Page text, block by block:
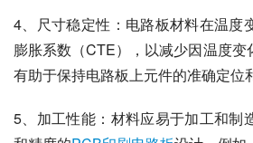
4、尺寸稳定性：电路板材料在温度
膨胀系数（CTE），以减少因温度
有助于保持电路板上元件的准确定位
5、加工性能：材料应易于加工和制